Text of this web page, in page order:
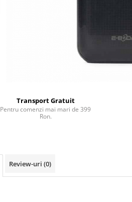
Transport Gratuit
Pentru comenzi mai mari de 399
Ron.
Review-uri (0)